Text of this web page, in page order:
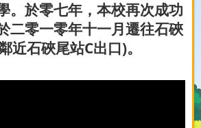
。於零七年，本校再次成功
二零一零年十一月遷往石硤
近石硤尾站C出口)。